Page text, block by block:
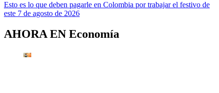
Esto es lo que deben pagarle en Colombia por trabajar el festivo de
este 7 de agosto de 2026
AHORA EN Economía